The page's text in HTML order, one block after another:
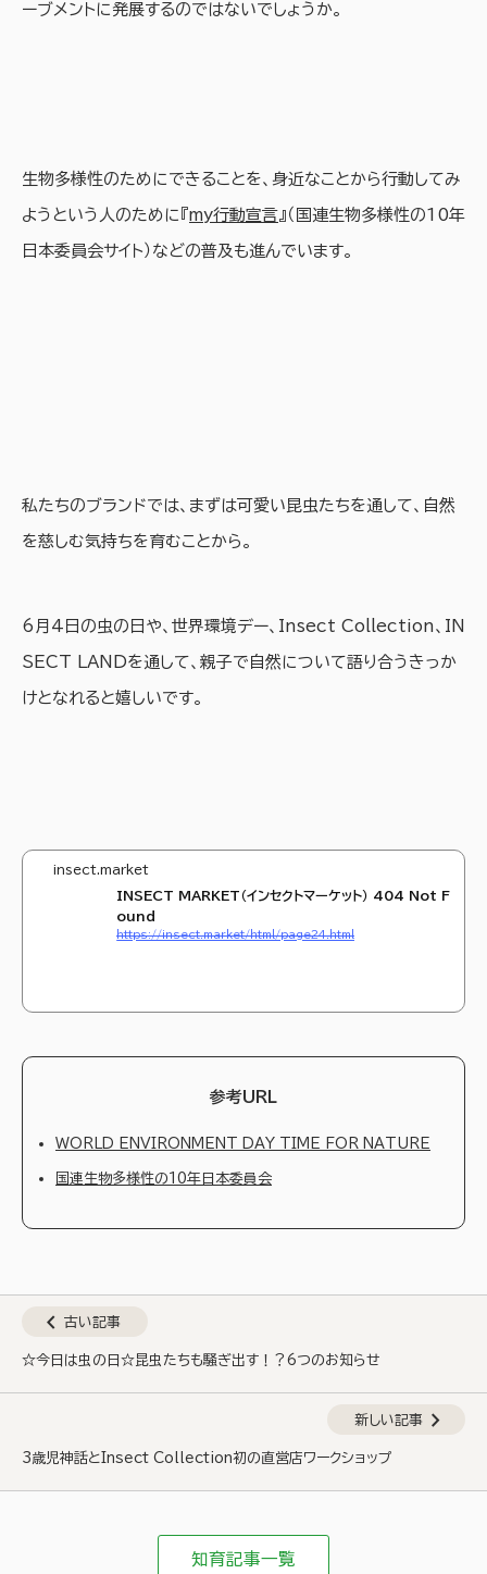
ーブメントに発展するのではないでしょうか。
生物多様性のためにできることを、身近なことから行動してみ
ようという人のために『my行動宣言』（国連生物多様性の10年
日本委員会サイト）などの普及も進んでいます。
私たちのブランドでは、まずは可愛い昆虫たちを通して、自然
を慈しむ気持ちを育むことから。
6月4日の虫の日や、世界環境デー、Insect Collection、IN
SECT LANDを通して、親子で自然について語り合うきっか
けとなれると嬉しいです。
insect.market
INSECT MARKET（インセクトマーケット） 404 Not F
ound
https://insect.market/html/page24.html
参考URL
WORLD ENVIRONMENT DAY TIME FOR NATURE
国連生物多様性の10年日本委員会
chevron_left 古い記事
☆今日は虫の日☆昆虫たちも騒ぎ出す！？6つのお知らせ
新しい記事 chevron_right
3歳児神話とInsect Collection初の直営店ワークショップ
知育記事一覧